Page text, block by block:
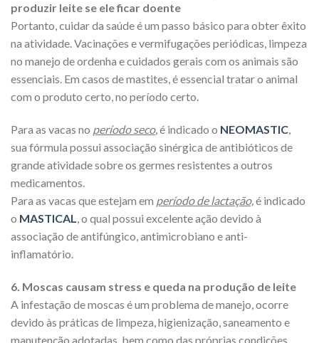
produzir leite se ele ficar doente
Portanto, cuidar da saúde é um passo básico para obter êxito
na atividade. Vacinações e vermifugações periódicas, limpeza
no manejo de ordenha e cuidados gerais com os animais são
essenciais. Em casos de mastites, é essencial tratar o animal
com o produto certo, no período certo.
Para as vacas no período seco, é indicado o NEOMASTIC,
sua fórmula possui associação sinérgica de antibióticos de
grande atividade sobre os germes resistentes a outros
medicamentos.
Para as vacas que estejam em período de lactação,é indicado
o MASTICAL, o qual possui excelente ação devido à
associação de antifúngico, antimicrobiano e anti-
inflamatório.
6. Moscas causam stress e queda na produção de leite
A infestação de moscas é um problema de manejo, ocorre
devido às práticas de limpeza, higienização, saneamento e
manutenção adotadas, bem como das próprias condições